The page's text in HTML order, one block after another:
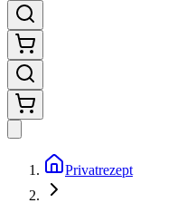
Privatrezept